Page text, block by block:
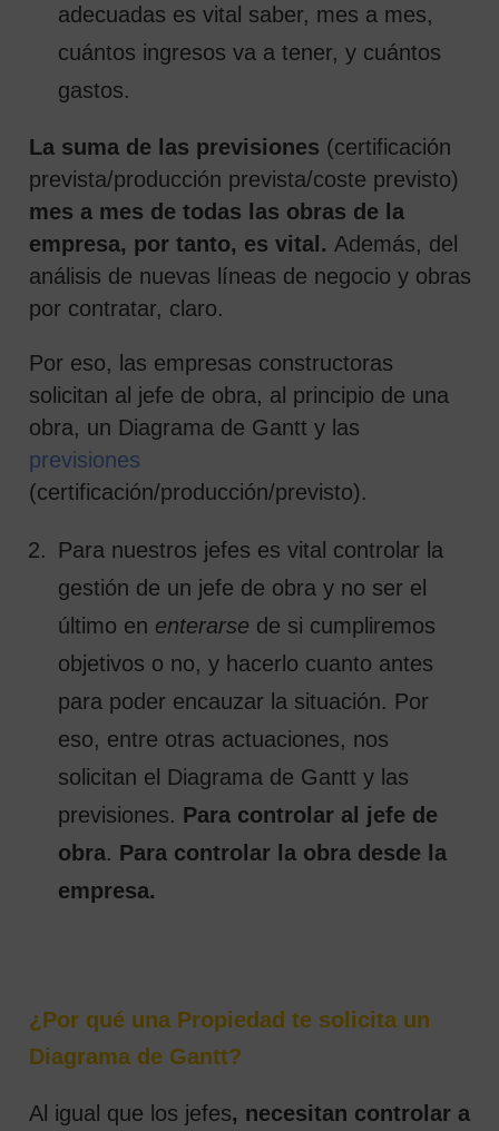
adecuadas es vital saber, mes a mes,
cuántos ingresos va a tener, y cuántos
gastos.
La suma de las previsiones (certificación
prevista/producción prevista/coste previsto)
mes a mes de todas las obras de la
empresa, por tanto, es vital. Además, del
análisis de nuevas líneas de negocio y obras
por contratar, claro.
Por eso, las empresas constructoras
solicitan al jefe de obra, al principio de una
obra, un Diagrama de Gantt y las
previsiones
(certificación/producción/previsto).
Para nuestros jefes es vital controlar la
gestión de un jefe de obra y no ser el
último en enterarse de si cumpliremos
objetivos o no, y hacerlo cuanto antes
para poder encauzar la situación. Por
eso, entre otras actuaciones, nos
solicitan el Diagrama de Gantt y las
previsiones. Para controlar al jefe de
obra. Para controlar la obra desde la
empresa.
¿Por qué una Propiedad te solicita un
Diagrama de Gantt?
Al igual que los jefes, necesitan controlar a